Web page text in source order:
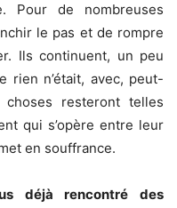
Pour de nombreuses
le pas et de rompre
Ils continuent, un peu
rien n’était, avec, peut-
resteront telles
qui s’opère entre leur
en souffrance.
déjà rencontré des